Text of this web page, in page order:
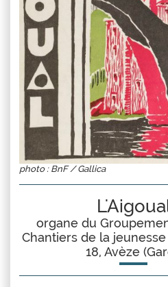
photo : BnF / Gallica
organe du
Chantiers de la jeunesse
18, Avèze